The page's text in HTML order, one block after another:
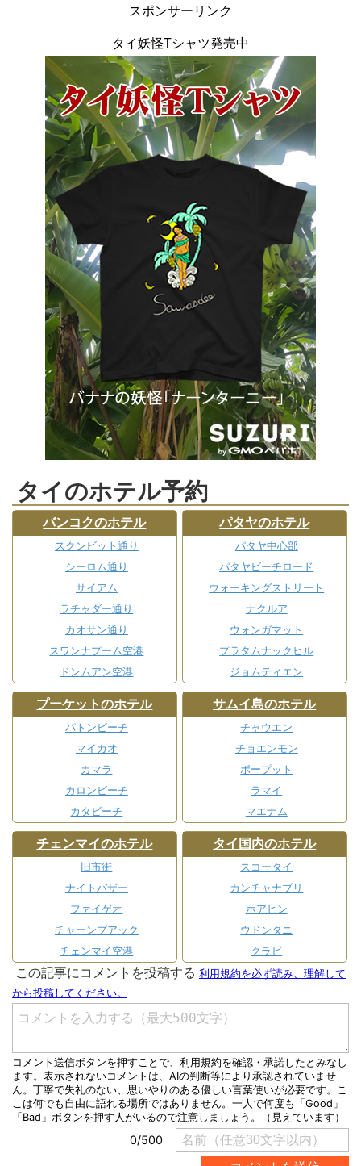
スポンサーリンク
タイ妖怪Tシャツ発売中
タイのホテル予約
バンコクのホテル
スクンビット通り
シーロム通り
サイアム
ラチャダー通り
カオサン通り
スワンナプーム空港
ドンムアン空港
パタヤのホテル
パタヤ中心部
パタヤビーチロード
ウォーキングストリート
ナクルア
ウォンガマット
プラタムナックヒル
ジョムティエン
プーケットのホテル
パトンビーチ
マイカオ
カマラ
カロンビーチ
カタビーチ
サムイ島のホテル
チャウエン
チョエンモン
ボープット
ラマイ
マエナム
チェンマイのホテル
旧市街
ナイトバザー
ファイゲオ
チャーンプアック
チェンマイ空港
タイ国内のホテル
スコータイ
カンチャナブリ
ホアヒン
ウドンタニ
クラビ